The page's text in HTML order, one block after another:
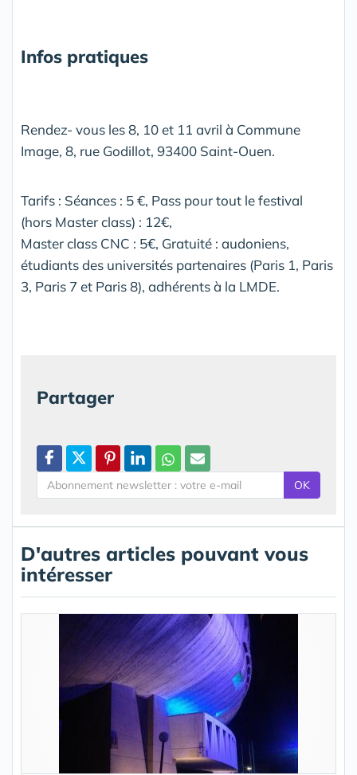
Infos pratiques
Rendez- vous les 8, 10 et 11 avril à Commune
Image, 8, rue Godillot, 93400 Saint-Ouen.
Tarifs : Séances : 5 €, Pass pour tout le festival
(hors Master class) : 12€,
Master class CNC : 5€, Gratuité : audoniens,
étudiants des universités partenaires (Paris 1, Paris
3, Paris 7 et Paris 8), adhérents à la LMDE.
Partager
OK
D'autres articles pouvant vous
intéresser